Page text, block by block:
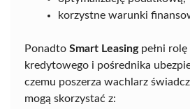
korzystne warunki
Ponadto Smart Leasingpełni rolę
kredytowego i pośrednika
czemu poszerza wachlarz
mogą skorzystać z: